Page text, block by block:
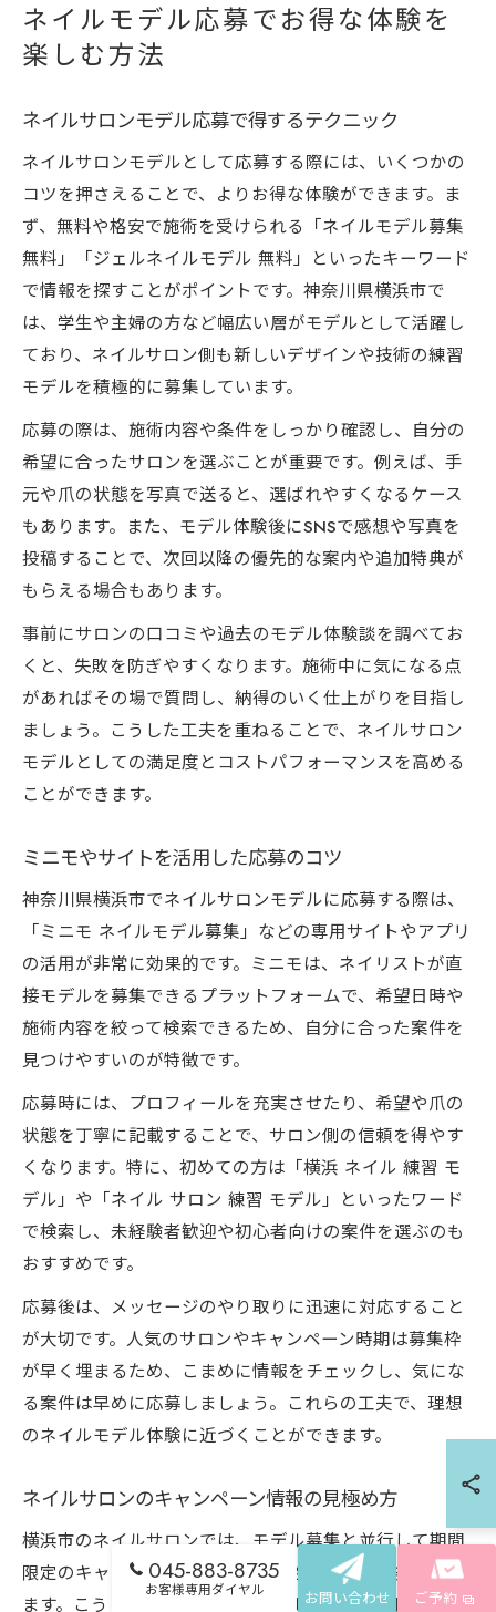
ネイルモデル応募でお得な体験を
楽しむ方法
ネイルサロンモデル応募で得するテクニック
ネイルサロンモデルとして応募する際には、いくつかの
コツを押さえることで、よりお得な体験ができます。ま
ず、無料や格安で施術を受けられる「ネイルモデル募集
無料」「ジェルネイルモデル 無料」といったキーワード
で情報を探すことがポイントです。神奈川県横浜市で
は、学生や主婦の方など幅広い層がモデルとして活躍し
ており、ネイルサロン側も新しいデザインや技術の練習
モデルを積極的に募集しています。
応募の際は、施術内容や条件をしっかり確認し、自分の
希望に合ったサロンを選ぶことが重要です。例えば、手
元や爪の状態を写真で送ると、選ばれやすくなるケース
もあります。また、モデル体験後にSNSで感想や写真を
投稿することで、次回以降の優先的な案内や追加特典が
もらえる場合もあります。
事前にサロンの口コミや過去のモデル体験談を調べてお
くと、失敗を防ぎやすくなります。施術中に気になる点
があればその場で質問し、納得のいく仕上がりを目指し
ましょう。こうした工夫を重ねることで、ネイルサロン
モデルとしての満足度とコストパフォーマンスを高める
ことができます。
ミニモやサイトを活用した応募のコツ
神奈川県横浜市でネイルサロンモデルに応募する際は、
「ミニモ ネイルモデル募集」などの専用サイトやアプリ
の活用が非常に効果的です。ミニモは、ネイリストが直
接モデルを募集できるプラットフォームで、希望日時や
施術内容を絞って検索できるため、自分に合った案件を
見つけやすいのが特徴です。
応募時には、プロフィールを充実させたり、希望や爪の
状態を丁寧に記載することで、サロン側の信頼を得やす
くなります。特に、初めての方は「横浜 ネイル 練習 モ
デル」や「ネイル サロン 練習 モデル」といったワード
で検索し、未経験者歓迎や初心者向けの案件を選ぶのも
おすすめです。
応募後は、メッセージのやり取りに迅速に対応すること
が大切です。人気のサロンやキャンペーン時期は募集枠
が早く埋まるため、こまめに情報をチェックし、気にな
る案件は早めに応募しましょう。これらの工夫で、理想
のネイルモデル体験に近づくことができます。
ネイルサロンのキャンペーン情報の見極め方
横浜市のネイルサロンでは、モデル募集と並行して期間
限定のキャンペーンや特典が実施されることが多くあり
ます。こうしたキャンペーン情報は、公式サイトや
045-883-8735
お客様専用ダイヤル お問い合わせ ご予約